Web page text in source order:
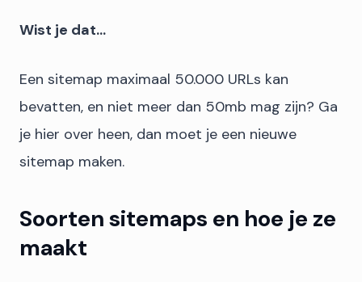
Wist je dat…
Een sitemap maximaal 50.000 URLs kan
bevatten, en niet meer dan 50mb mag zijn? Ga
je hier over heen, dan moet je een nieuwe
sitemap maken.
Soorten sitemaps en hoe je ze
maakt